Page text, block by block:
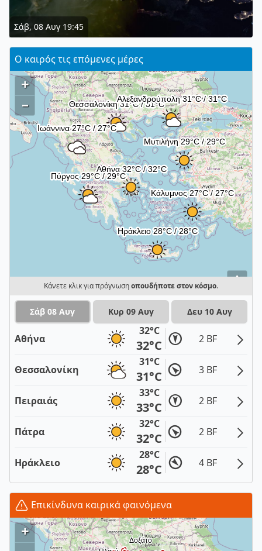
Σάβ, 08 Αυγ 19:45
Ο καιρός τις επόμενες μέρες
i
+
–
Κάνετε κλικ για πρόγνωσηοπουδήποτε στον κόσμο.
Σάβ 08 Αυγ Κυρ 09 Αυγ Δευ 10 Αυγ
Αθήνα
32°C
32°C 2 BF
Θεσσαλονίκη
31°C
31°C 3 BF
Πειραιάς
33°C
33°C 2 BF
Πάτρα
32°C
32°C 2 BF
Ηράκλειο
28°C
28°C 4 BF
Επικίνδυνα καιρικά φαινόμενα
+